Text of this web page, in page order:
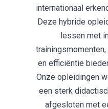
internationaal
Deze hybride
lessen met
en efficiëntie
Onze opleidingen
een sterk
afgesloten met